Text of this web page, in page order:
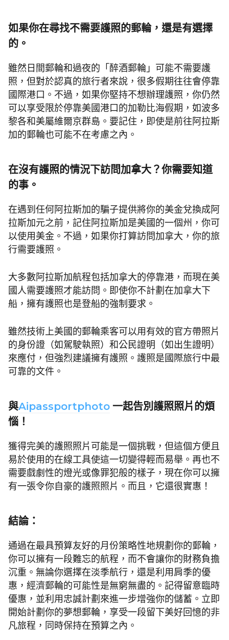
如果你在尋找不需要護照的郵輪，還是有選擇
的。
雖然日間郵輪和過夜的「醉酒郵輪」可能不需要護
照，但對於認真的旅行者來說，很多假期往往會停靠
國際港口。不過，如果你堅持不想辦理護照，你仍然
可以享受限於停靠美國港口的加勒比海假期，如波多
黎各和美屬維爾京群島。要記住，即使是前往阿拉斯
加的郵輪也可能不在考慮之內。
在沒有護照的情況下訪問加拿大？你需要知道
的事。
在遇到任何阿拉斯加的騙子提供將你的美金兌換成阿
拉斯加元之前，記住阿拉斯加是美國的一個州，你可
以使用美金。不過，如果你打算訪問加拿大，你的旅
行需要護照。
大多數阿拉斯加航程包括加拿大的停靠港，而現在美
國人需要護照才能訪問。即使你不計劃在加拿大下
船，擁有護照也是登船的強制要求。
雖然技術上美國的郵輪乘客可以用有效的官方帶照片
的身份證（如駕駛執照）和公民證明（如出生證明）
來應付，但強烈建議擁有護照。護照是國際旅行中最
可靠的文件。
與Aipassportphoto 一起告別護照照片的煩
惱！
獲得完美的護照照片可能是一個挑戰，但這個方便且
易於使用的在線工具使這一切變得輕而易舉。再也不
需要戲劇性的燈光或像罪犯般的樣子，現在你可以擁
有一張令你自豪的護照照片。而且，它還很實惠！
結論：
通過在最具預算友好的月份策略性地規劃你的郵輪，
你可以擁有一段難忘的航程，而不會讓你的財務負擔
沉重。無論你選擇在淡季航行，還是利用肩季的優
惠，經濟郵輪的可能性是無窮無盡的。記得留意臨時
優惠，並利用忠誠計劃來進一步增強你的儲蓄。立即
開始計劃你的夢想郵輪，享受一段留下美好回憶的非
凡旅程，同時保持在預算之內。